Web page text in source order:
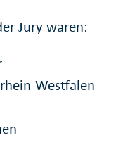
Jury waren:
Westfalen